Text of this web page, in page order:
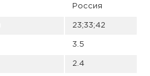
Россия
23;33;42
3.5
2.4